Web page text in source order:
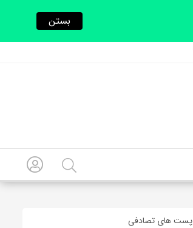
پست های تصادفی
بستن